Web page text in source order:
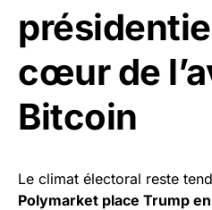
cœur de
Bitcoin
Le climat électoral reste
Polymarket place Trump